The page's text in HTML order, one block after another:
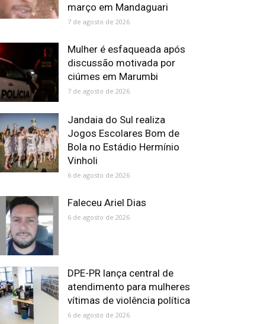
março em Mandaguari
7 de agosto de 2026
Mulher é esfaqueada após
discussão motivada por
ciúmes em Marumbi
7 de agosto de 2026
Jandaia do Sul realiza
Jogos Escolares Bom de
Bola no Estádio Hermínio
Vinholi
6 de agosto de 2026
Faleceu Ariel Dias
6 de agosto de 2026
DPE-PR lança central de
atendimento para mulheres
vítimas de violência política
6 de agosto de 2026